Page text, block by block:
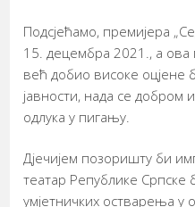
Подсјећамо, премијера
15. децембра 2021., а ова
већ добио високе оцјене
јавности, нада се добром
одлука у пигању.
Дјечијем позоришту би
театар Републике Српске
умјетничких остварења у